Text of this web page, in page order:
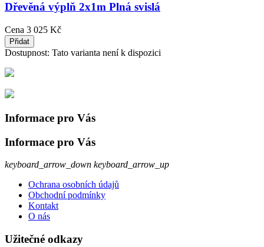
Dřevěná výplň 2x1m Plná svislá
Cena 3 025 Kč
Přidat
Dostupnost: Tato varianta není k dispozici
Informace pro Vás
Informace pro Vás
keyboard_arrow_down keyboard_arrow_up
Ochrana osobních údajů
Obchodní podmínky
Kontakt
O nás
Užitečné odkazy